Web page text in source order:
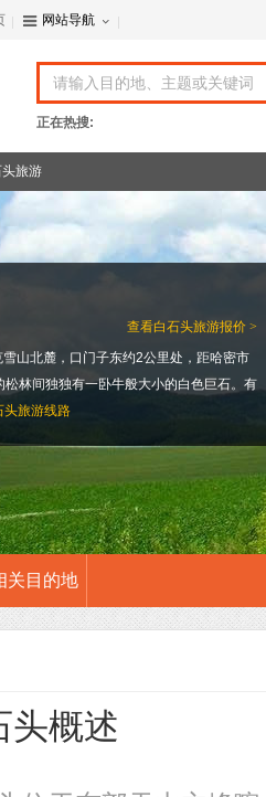
网站导航
正在热搜:
头旅游
查看白石头旅游报价 >
山北麓，口门子东约2公里处，距哈密市
林间独独有一卧牛般大小的白色巨石。有
头旅游线路
关目的地
头概述